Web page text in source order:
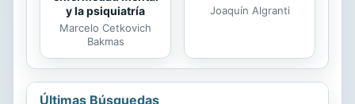
y la psiquiatría
Marcelo Cetkovich
Bakmas
Joaquín Algranti
Últimas Búsquedas